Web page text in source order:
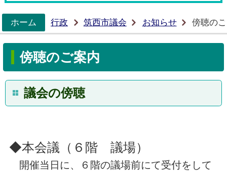
ホーム
行政 筑西市議会 お知らせ 傍聴の
傍聴のご案内
議会の傍聴
◆本会議（６階 議場）
開催当日に、６階の議場前にて受付をして